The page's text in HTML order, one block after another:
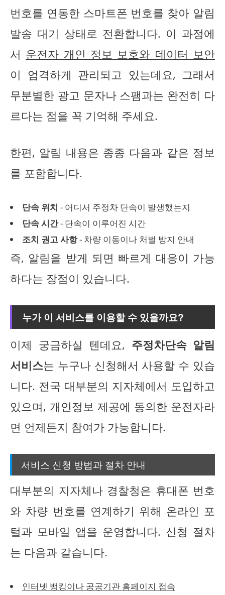
번호를 연동한 스마트폰 번호를 찾아 알림
발송 대기 상태로 전환합니다. 이 과정에
서 운전자 개인 정보 보호와 데이터 보안
이 엄격하게 관리되고 있는데요, 그래서
무분별한 광고 문자나 스팸과는 완전히 다
르다는 점을 꼭 기억해 주세요.
한편, 알림 내용은 종종 다음과 같은 정보
를 포함합니다.
단속 위치 - 어디서 주정차 단속이 발생했는지
단속 시간- 단속이 이루어진 시간
조치 권고 사항- 차량 이동이나 처벌 방지 안내
즉, 알림을 받게 되면 빠르게 대응이 가능
하다는 장점이 있습니다.
누가 이 서비스를 이용할 수 있을까요?
이제 궁금하실 텐데요, 주정차단속 알림
서비스는 누구나 신청해서 사용할 수 있습
니다. 전국 대부분의 지자체에서 도입하고
있으며, 개인정보 제공에 동의한 운전자라
면 언제든지 참여가 가능합니다.
서비스 신청 방법과 절차 안내
대부분의 지자체나 경찰청은 휴대폰 번호
와 차량 번호를 연계하기 위해 온라인 포
털과 모바일 앱을 운영합니다. 신청 절차
는 다음과 같습니다.
인터넷 뱅킹이나 공공기관 홈페이지 접속